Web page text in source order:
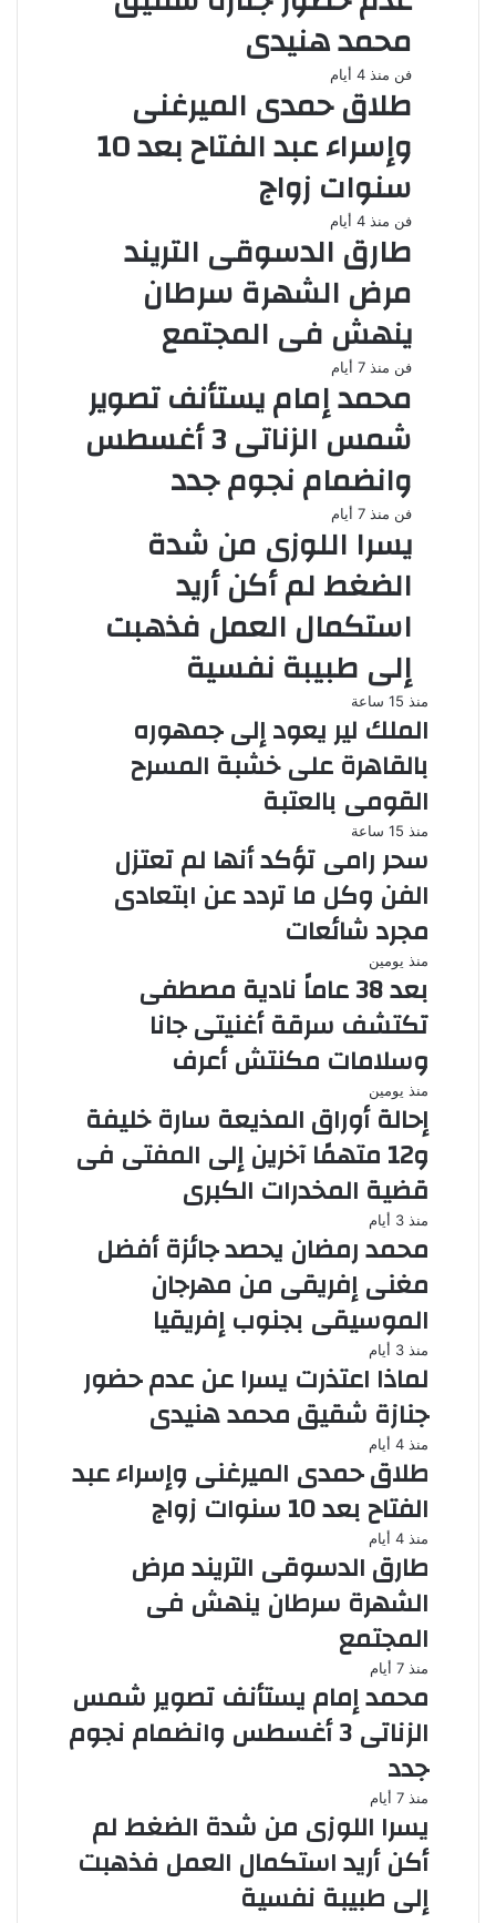
محمد هنيدى
فن منذ 4 أيام
طلاق حمدى الميرغنى
وإسراء عبد الفتاح بعد 10
سنوات زواج
فن منذ 4 أيام
طارق الدسوقى التريند
مرض الشهرة سرطان
ينهش فى المجتمع
فن منذ 7 أيام
محمد إمام يستأنف تصوير
شمس الزناتى 3 أغسطس
وانضمام نجوم جدد
فن منذ 7 أيام
يسرا اللوزى من شدة
الضغط لم أكن أريد
استكمال العمل فذهبت
إلى طبيبة نفسية
منذ 15 ساعة
الملك لير يعود إلى جمهوره
بالقاهرة على خشبة المسرح
القومى بالعتبة
منذ 15 ساعة
سحر رامى تؤكد أنها لم تعتزل
الفن وكل ما تردد عن ابتعادى
مجرد شائعات
منذ يومين
بعد 38 عاماً نادية مصطفى
تكتشف سرقة أغنيتى جانا
وسلامات مكنتش أعرف
منذ يومين
إحالة أوراق المذيعة سارة خليفة
و12 متهمًا آخرين إلى المفتى فى
قضية المخدرات الكبرى
منذ 3 أيام
محمد رمضان يحصد جائزة أفضل
مغنى إفريقى من مهرجان
الموسيقى بجنوب إفريقيا
منذ 3 أيام
لماذا اعتذرت يسرا عن عدم حضور
جنازة شقيق محمد هنيدى
منذ 4 أيام
طلاق حمدى الميرغنى وإسراء عبد
الفتاح بعد 10 سنوات زواج
منذ 4 أيام
طارق الدسوقى التريند مرض
الشهرة سرطان ينهش فى
المجتمع
منذ 7 أيام
محمد إمام يستأنف تصوير شمس
الزناتى 3 أغسطس وانضمام نجوم
جدد
منذ 7 أيام
يسرا اللوزى من شدة الضغط لم
أكن أريد استكمال العمل فذهبت
إلى طبيبة نفسية